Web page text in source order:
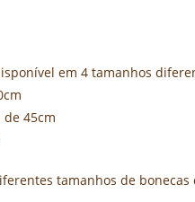
em 4 tamanhos
45cm
tamanhos de